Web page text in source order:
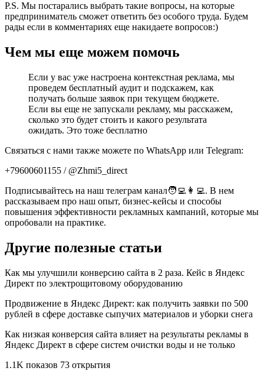
P.S. Мы постарались выбрать такие вопросы, на которые
предприниматель сможет ответить без особого труда. Будем
рады если в комментариях еще накидаете вопросов:)
Чем мы еще можем помочь
Если у вас уже настроена контекстная реклама, мы
проведем бесплатный аудит и подскажем, как
получать больше заявок при текущем бюджете.
Если вы еще не запускали рекламу, мы расскажем,
сколько это будет стоить и какого результата
ожидать. Это тоже бесплатно
Связаться с нами также можете по WhatsApp или Telegram:
+79600601155 / @Zhmi5_direct
Подписывайтесь на наш телеграм канал🧑‍💻👩‍💻. В нем
рассказываем про наш опыт, бизнес-кейсы и способы
повышения эффективности рекламных кампаний, которые мы
опробовали на практике.
Другие полезные статьи
Как мы улучшили конверсию сайта в 2 раза. Кейс в Яндекс
Директ по электрощитовому оборудованию
Продвижение в Яндекс Директ: как получить заявки по 500
рублей в сфере доставке сыпучих материалов и уборки снега
Как низкая конверсия сайта влияет на результаты рекламы в
Яндекс Директ в сфере систем очистки воды и не только
1.1K показов 73 открытия